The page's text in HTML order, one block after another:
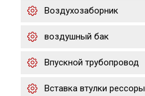
Воздухозаборник
воздушный бак
Впускной трубопровод
Вставка втулки рессоры